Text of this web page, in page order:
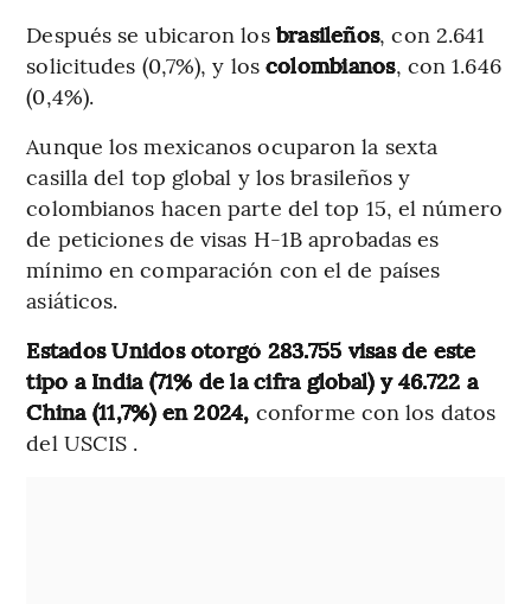
Después se ubicaron los brasileños, con 2.641
solicitudes (0,7%), y los colombianos, con 1.646
(0,4%).
Aunque los mexicanos ocuparon la sexta
casilla del top global y los brasileños y
colombianos hacen parte del top 15, el número
de peticiones de visas H-1B aprobadas es
mínimo en comparación con el de países
asiáticos.
Estados Unidos otorgó 283.755 visas de este
tipo a India (71% de la cifra global) y 46.722 a
China (11,7%) en 2024, conforme con los datos
del USCIS .